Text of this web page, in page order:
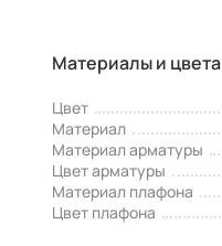
Материалы и цвета
Цвет
Материал
Материал арматуры
Цвет арматуры
Материал плафона
Цвет плафона